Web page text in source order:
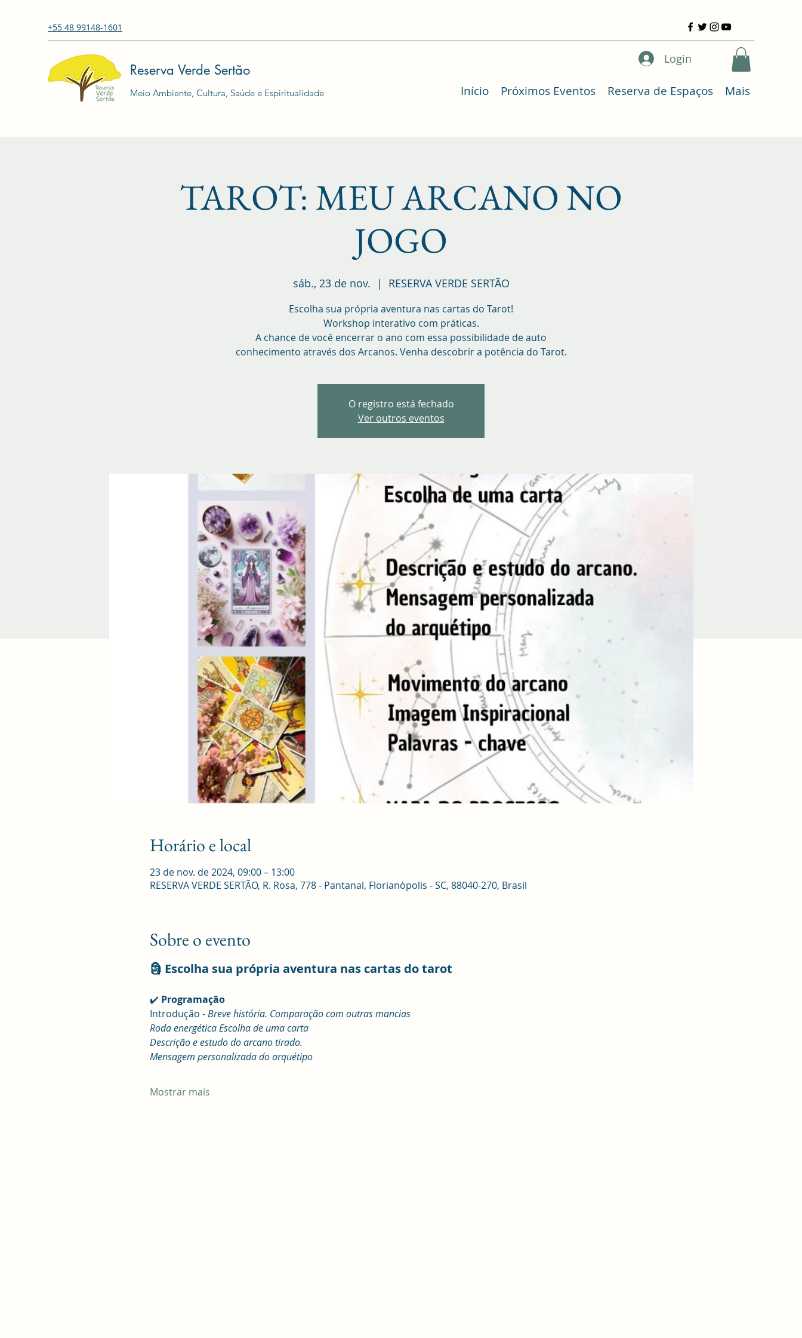
+55 48 99148-1601
Reserva Verde Sertão
Meio Ambiente, Cultura, Saúde e Espiritualidade
Login
Início Próximos Eventos Reserva de Espaços Mais
TAROT: MEU ARCANO NO
JOGO
sáb., 23 de nov.
  |
RESERVA VERDE SERTÃO
Escolha sua própria aventura nas cartas do Tarot!
Workshop interativo com práticas.
A chance de você encerrar o ano com essa possibilidade de auto
conhecimento através dos Arcanos. Venha descobrir a potência do Tarot.
O registro está fechado
Ver outros eventos
Horário e local
23 de nov. de 2024, 09:00 – 13:00
RESERVA VERDE SERTÃO, R. Rosa, 778 - Pantanal, Florianópolis - SC, 88040-270, Brasil
Sobre o evento
🗿 Escolha sua própria aventura nas cartas do tarot
✔️ Programação
Introdução - Breve história. Comparação com outras mancias
Roda energética Escolha de uma carta
Descrição e estudo do arcano tirado.
Mensagem personalizada do arquétipo
Mostrar mais